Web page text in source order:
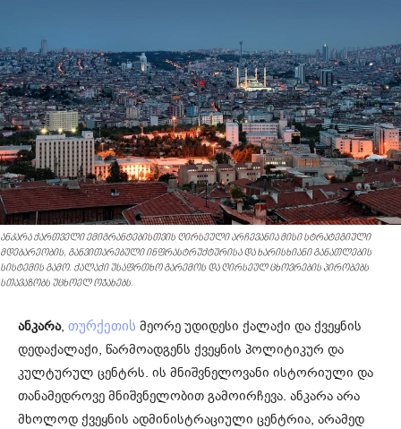
ანკარა ქართველი ემიგრანტებისთვის ღირსეული არჩევანია მისი სტრატეგიული
მდებარეობის, განვითარებული ინფრასტრუქტურისა და ხარისხიანი განათლების
სისტემის გამო. ქალაქი უსაფრთხო გარემოს და ღირსეულ ცხოვრების პირობებს
სთავაზობს უცხოელ ოჯახებს.
ანკარა, თურქეთის მეორე უდიდესი ქალაქი და ქვეყნის
დედაქალაქი, წარმოადგენს ქვეყნის პოლიტიკურ და
კულტურულ ცენტრს. ის მნიშვნელოვანი ისტორიული და
თანამედროვე მნიშვნელობით გამოირჩევა. ანკარა არა
მხოლოდ ქვეყნის ადმინისტრაციული ცენტრია, არამედ